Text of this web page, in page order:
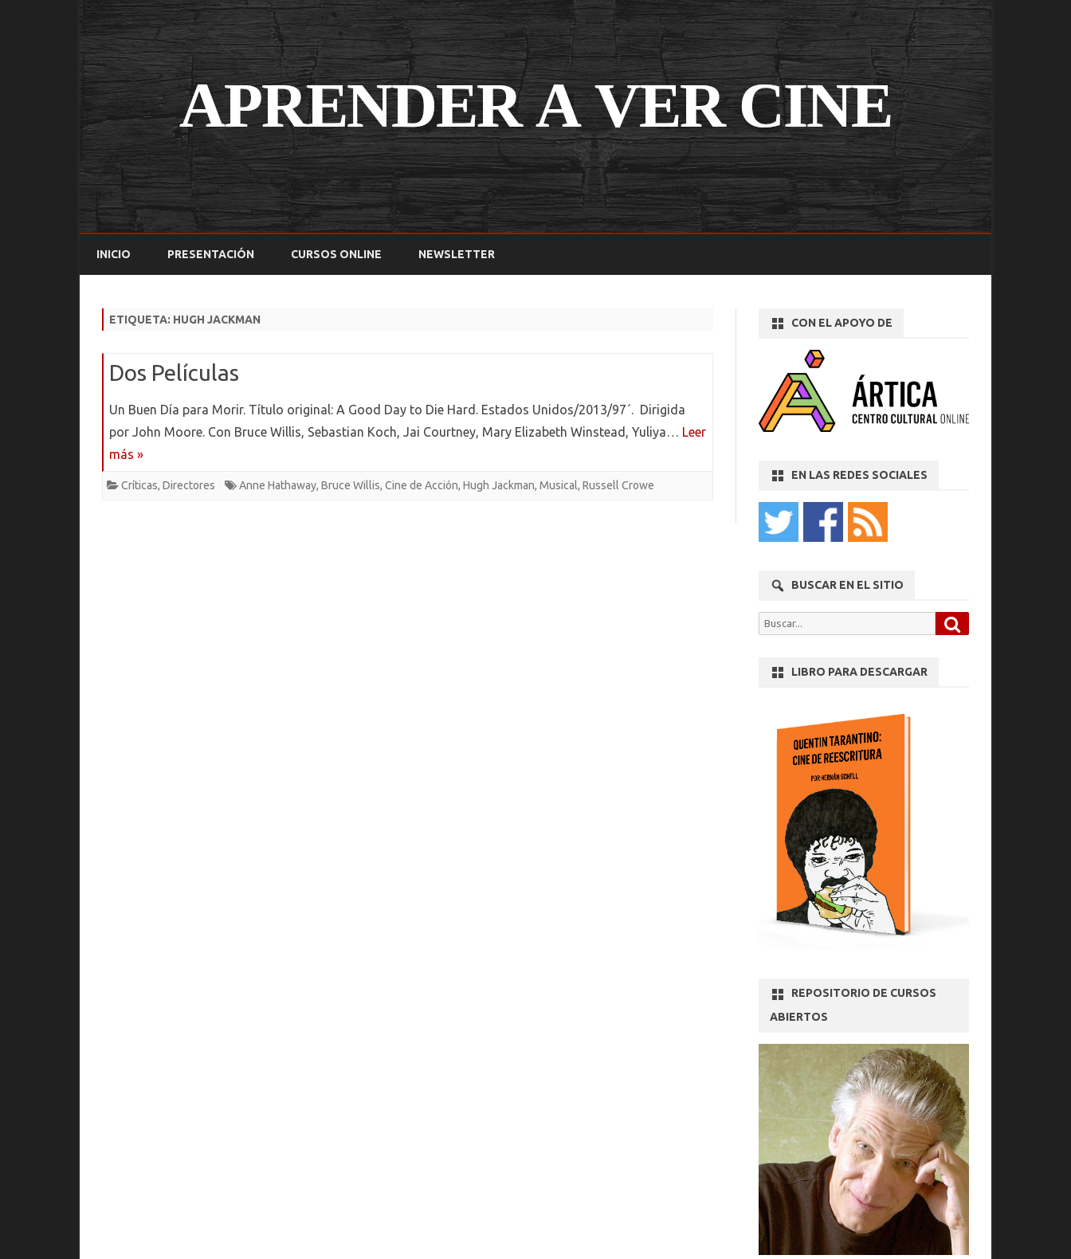
INICIO PRESENTACIÓN CURSOS ONLINE NEWSLETTER
ETIQUETA: HUGH JACKMAN
Dos Películas
Un Buen Día para Morir. Título original: A Good Day to Die Hard. Estados Unidos/2013/97´. Dirigida
por John Moore. Con Bruce Willis, Sebastian Koch, Jai Courtney, Mary Elizabeth Winstead, Yuliya… Leer
más »
Críticas, Directores Anne Hathaway, Bruce Willis, Cine de Acción, Hugh Jackman, Musical, Russell Crowe
CON EL APOYO DE
EN LAS REDES SOCIALES
BUSCAR EN EL SITIO
Buscar
LIBRO PARA DESCARGAR
REPOSITORIO DE CURSOS
ABIERTOS